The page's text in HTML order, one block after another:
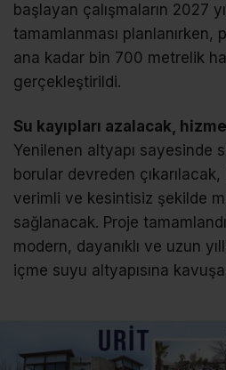
başlayan çalışmaların 2027
tamamlanması planlanırken,
ana kadar bin 700 metrelik
gerçekleştirildi.
Su kayıpları azalacak,
Yenilenen altyapı sayesinde
borular devreden
verimli ve kesintisiz şekilde
sağlanacak. Proje
modern, dayanıklı ve uzun
içme suyu altyapısına